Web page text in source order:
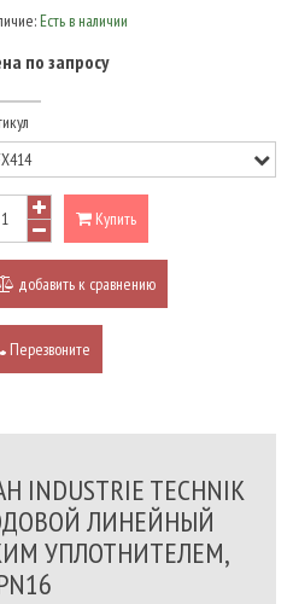
Есть в наличии
по запросу
Купить
добавить к сравнению
Перезвоните
TECHNIK
ЛИНЕЙНЫЙ
УПЛОТНИТЕЛЕМ,